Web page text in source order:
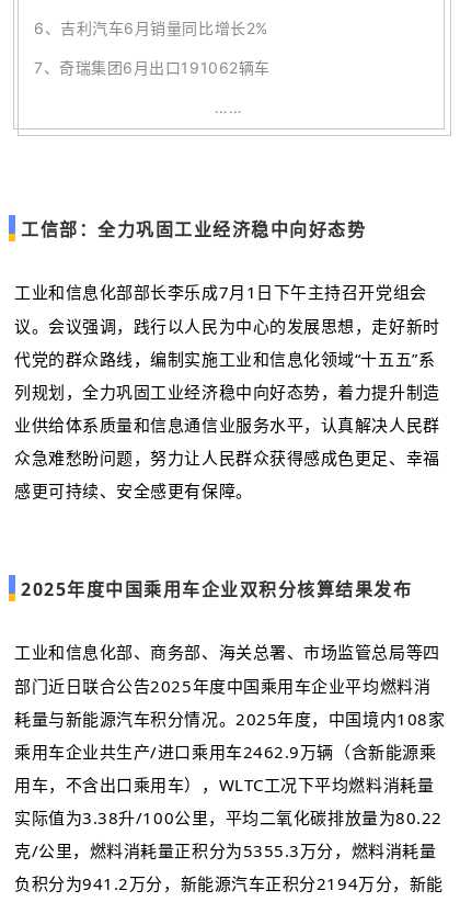
6、 吉利汽车6月销量同比增长2%
7、奇瑞集团6月出口191062辆车
……
工信部：全力巩固工业经济稳中向好态势
工业和信息化部部长李乐成7月1日下午主持召开党组会
议。会议强调，践行以人民为中心的发展思想，走好新时
代党的群众路线，编制实施工业和信息化领域“十五五”系
列规划，全力巩固工业经济稳中向好态势，着力提升制造
业供给体系质量和信息通信业服务水平，认真解决人民群
众急难愁盼问题，努力让人民群众获得感成色更足、幸福
感更可持续、安全感更有保障。
2025年度中国乘用车企业双积分核算结果发布
工业和信息化部、商务部、海关总署、市场监管总局等四
部门近日联合公告2025年度中国乘用车企业平均燃料消
耗量与新能源汽车积分情况。2025年度，中国境内108家
乘用车企业共生产/进口乘用车2462.9万辆（含新能源乘
用车，不含出口乘用车），WLTC工况下平均燃料消耗量
实际值为3.38升/100公里，平均二氧化碳排放量为80.22
克/公里，燃料消耗量正积分为5355.3万分，燃料消耗量
负积分为941.2万分，新能源汽车正积分2194万分，新能